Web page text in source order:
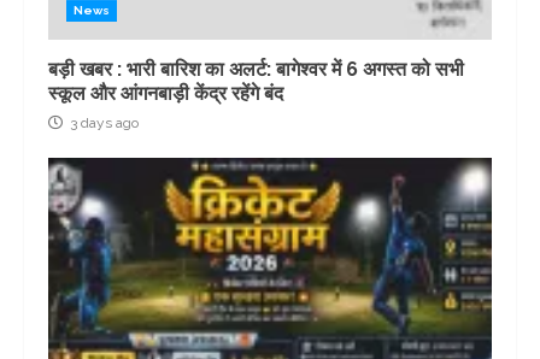
News
बड़ी खबर : भारी बारिश का अलर्ट: बागेश्वर में 6 अगस्त को सभी
स्कूल और आंगनबाड़ी केंद्र रहेंगे बंद
3 days ago